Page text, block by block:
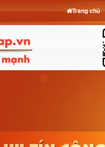
Trang chủ